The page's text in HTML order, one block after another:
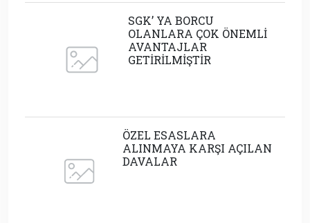
SGK’ YA BORCU
OLANLARA ÇOK ÖNEMLİ
AVANTAJLAR
GETİRİLMİŞTİR
ÖZEL ESASLARA
ALINMAYA KARŞI AÇILAN
DAVALAR